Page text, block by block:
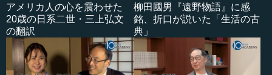
アメリカ人の心を震わせた
20歳の日系二世・三上弘文
の翻訳
柳田國男『遠野物語』に感
銘、折口が説いた「生活の古
典」